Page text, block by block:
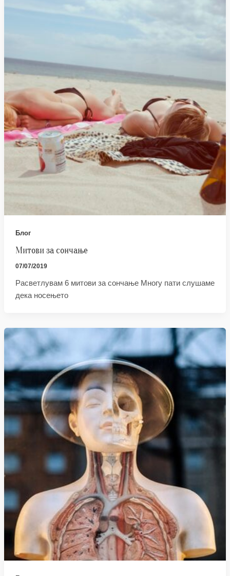
Блог
Митови за сончање
07/07/2019
Расветлувам 6 митови за сончање Многу пати слушаме
дека носењето